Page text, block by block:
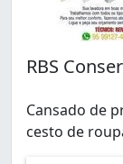
RBS
Cansado de
cesto de